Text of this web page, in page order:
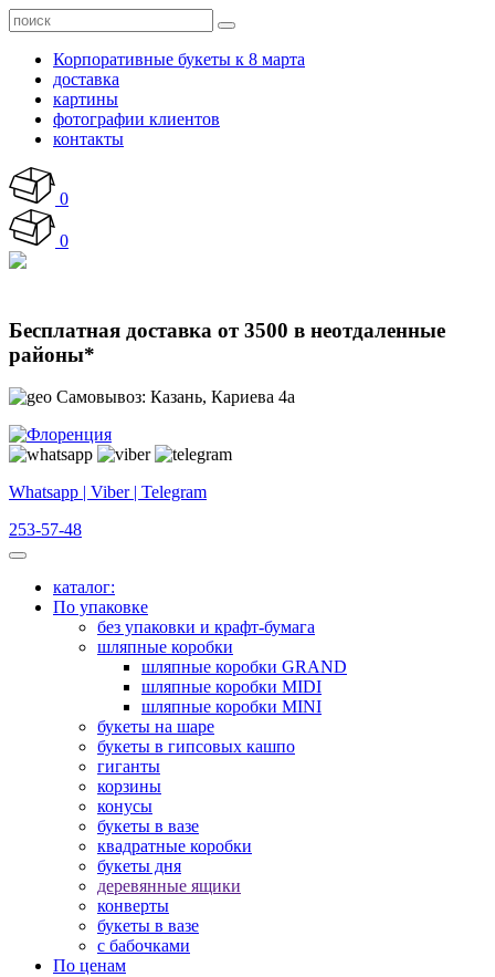
Корпоративные букеты к 8 марта
доставка
картины
фотографии клиентов
контакты
0
0
Бесплатная доставка от 3500 в неотдаленные
районы*
Самовывоз: Казань, Кариева 4а
Whatsapp | Viber | Telegram
253-57-48
каталог:
По упаковке
без упаковки и крафт-бумага
шляпные коробки
шляпные коробки GRAND
шляпные коробки MIDI
шляпные коробки MINI
букеты на шаре
букеты в гипсовых кашпо
гиганты
корзины
конусы
букеты в вазе
квадратные коробки
букеты дня
деревянные ящики
конверты
букеты в вазе
с бабочками
По ценам